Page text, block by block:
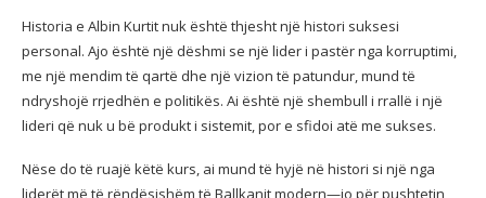
Historia e Albin Kurtit nuk është thjesht një histori suksesi
personal. Ajo është një dëshmi se një lider i pastër nga korruptimi,
me një mendim të qartë dhe një vizion të patundur, mund të
ndryshojë rrjedhën e politikës. Ai është një shembull i rrallë i një
lideri që nuk u bë produkt i sistemit, por e sfidoi atë me sukses.
Nëse do të ruajë këtë kurs, ai mund të hyjë në histori si një nga
liderët më të rëndësishëm të Ballkanit modern—jo për pushtetin